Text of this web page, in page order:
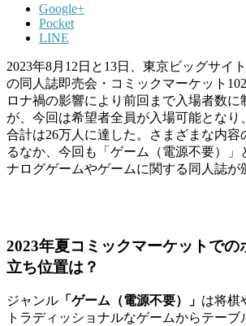
Google+
Pocket
LINE
2023年8月12日と13日、東京ビッグサイ
の同人誌即売会・コミックマーケット
ロナ禍の影響により前回まで入場者数に
が、今回は希望者全員が入場可能となり
合計は26万人に達した。さまざまな内容
るなか、今回も「ゲーム（電源不要）」
ナログゲームやゲームに関する同人誌が
2023年夏コミックマーケットでの
立ち位置は？
ジャンル 「ゲーム（電源不要）」 は将棋
トラディッショナルなゲームからテーブ